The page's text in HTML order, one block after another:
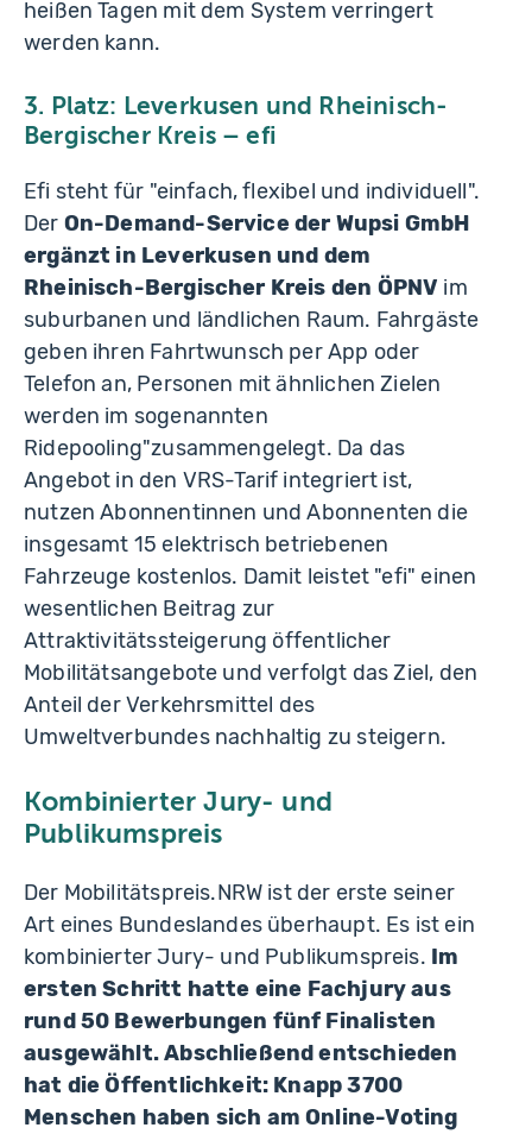
heißen Tagen mit dem System verringert
werden kann.
3. Platz: Leverkusen und Rheinisch-
Bergischer Kreis –efi
Efi steht für "einfach, flexibel und individuell".
Der On-Demand-Service der Wupsi GmbH
ergänzt in Leverkusen und dem
Rheinisch-Bergischer Kreis den ÖPNV im
suburbanen und ländlichen Raum. Fahrgäste
geben ihren Fahrtwunsch per App oder
Telefon an, Personen mit ähnlichen Zielen
werden im sogenannten
Ridepooling"zusammengelegt. Da das
Angebot in den VRS-Tarif integriert ist,
nutzen Abonnentinnen und Abonnenten die
insgesamt 15 elektrisch betriebenen
Fahrzeuge kostenlos. Damit leistet "efi" einen
wesentlichen Beitrag zur
Attraktivitätssteigerung öffentlicher
Mobilitätsangebote und verfolgt das Ziel, den
Anteil der Verkehrsmittel des
Umweltverbundes nachhaltig zu steigern.
Kombinierter Jury- und
Publikumspreis
Der Mobilitätspreis.NRW ist der erste seiner
Art eines Bundeslandes überhaupt. Es ist ein
kombinierter Jury- und Publikumspreis. Im
ersten Schritt hatte eine Fachjury aus
rund 50 Bewerbungen fünf Finalisten
ausgewählt. Abschließend entschieden
hat die Öffentlichkeit: Knapp 3700
Menschen haben sich am Online-Voting